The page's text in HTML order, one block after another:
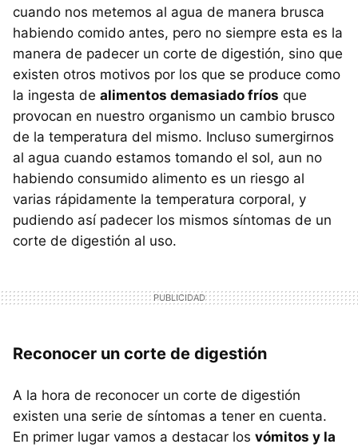
cuando nos metemos al agua de manera brusca
habiendo comido antes, pero no siempre esta es la
manera de padecer un corte de digestión, sino que
existen otros motivos por los que se produce como
la ingesta de alimentos demasiado fríos que
provocan en nuestro organismo un cambio brusco
de la temperatura del mismo. Incluso sumergirnos
al agua cuando estamos tomando el sol, aun no
habiendo consumido alimento es un riesgo al
varias rápidamente la temperatura corporal, y
pudiendo así padecer los mismos síntomas de un
corte de digestión al uso.
Reconocer un corte de digestión
A la hora de reconocer un corte de digestión
existen una serie de síntomas a tener en cuenta.
En primer lugar vamos a destacar los vómitos y la